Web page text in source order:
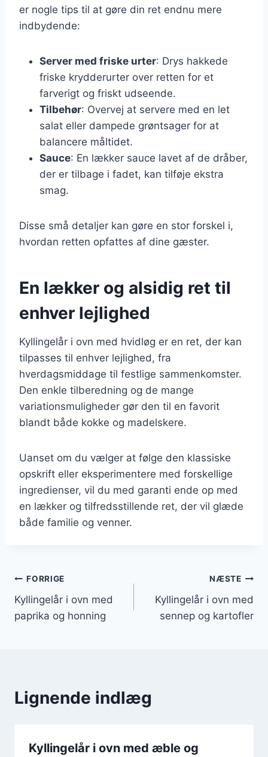
er nogle tips til at gøre din ret endnu mere
indbydende:
Server med friske urter: Drys hakkede
friske krydderurter over retten for et
farverigt og friskt udseende.
Tilbehør: Overvej at servere med en let
salat eller dampede grøntsager for at
balancere måltidet.
Sauce: En lækker sauce lavet af de dråber,
der er tilbage i fadet, kan tilføje ekstra
smag.
Disse små detaljer kan gøre en stor forskel i,
hvordan retten opfattes af dine gæster.
En lækker og alsidig ret til
enhver lejlighed
Kyllingelår i ovn med hvidløg er en ret, der kan
tilpasses til enhver lejlighed, fra
hverdagsmiddage til festlige sammenkomster.
Den enkle tilberedning og de mange
variationsmuligheder gør den til en favorit
blandt både kokke og madelskere.
Uanset om du vælger at følge den klassiske
opskrift eller eksperimentere med forskellige
ingredienser, vil du med garanti ende op med
en lækker og tilfredsstillende ret, der vil glæde
både familie og venner.
Indlægsnavigation
FORRIGE
Kyllingelår i ovn med
paprika og honning
NÆSTE
Kyllingelår i ovn med
sennep og kartofler
Lignende indlæg
Kyllingelår i ovn med æble og